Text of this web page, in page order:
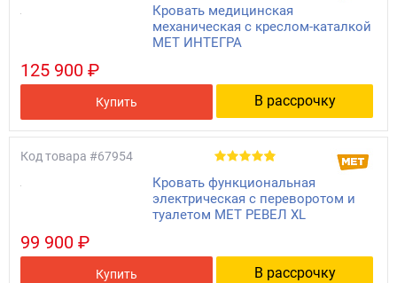
Кровать медицинская
механическая с креслом-каталкой
МЕТ ИНТЕГРА
125 900 ₽
Купить В рассрочку
Код товара #67954
Кровать функциональная
электрическая с переворотом и
туалетом MET РЕВЕЛ XL
99 900 ₽
Купить В рассрочку